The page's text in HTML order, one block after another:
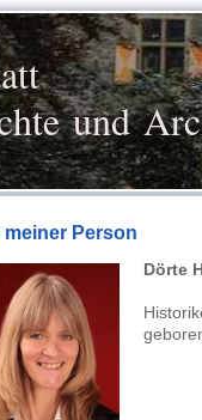
und
meiner Person
Dörte